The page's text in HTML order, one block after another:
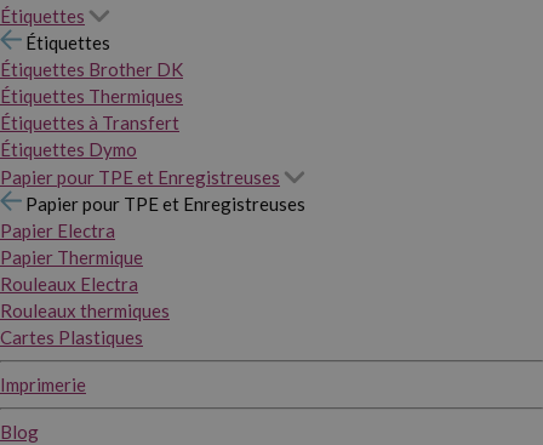
Étiquettes
Étiquettes
Étiquettes Brother DK
Étiquettes Thermiques
Étiquettes à Transfert
Étiquettes Dymo
Papier pour TPE et Enregistreuses
Papier pour TPE et Enregistreuses
Papier Electra
Papier Thermique
Rouleaux Electra
Rouleaux thermiques
Cartes Plastiques
Imprimerie
Blog